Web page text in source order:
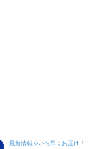
最新情報をいち早くお届け！